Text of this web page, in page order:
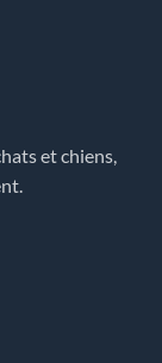
et chiens,